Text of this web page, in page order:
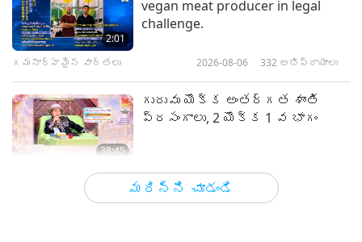
38:43
Study shows vegans have better
endurance
మరిన్ని చూడండి
2:01
vegan meat producer in legal
challenge.
గమనార్హమైన వార్తలు 2026-08-06 332 అభిప్రాయాలు
38:45
గురువు యొక్క అంతర్గత శాంతి
ప్రసంగాలు, 2 యొక్క 1 వ భాగం
మాస్టర్ మరియు శిష్యుల మధ్య 2026-08-06 838